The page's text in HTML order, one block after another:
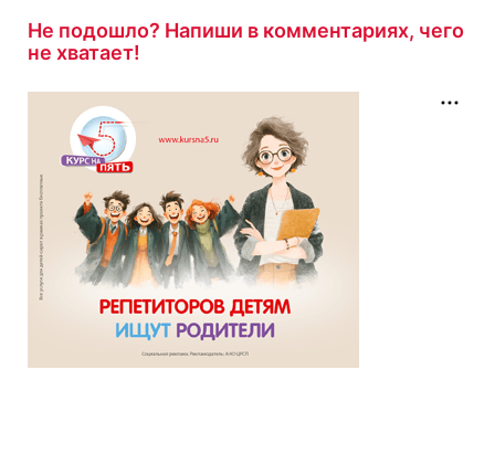
Не подошло? Напиши в комментариях, чего
не хватает!